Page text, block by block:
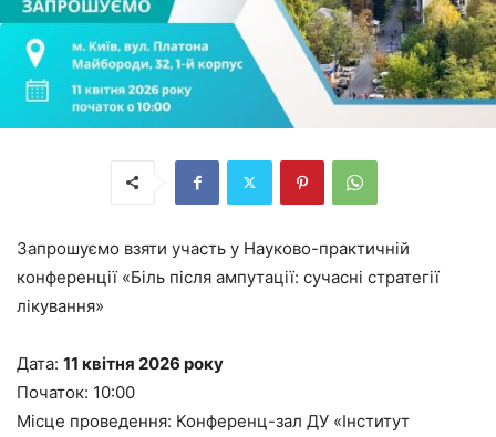
Запрошуємо взяти участь у Науково-практичній
конференції «Біль після ампутації: сучасні стратегії
лікування»
Дата: 11 квітня 2026 року
Початок: 10:00
Місце проведення: Конференц-зал ДУ «Інститут